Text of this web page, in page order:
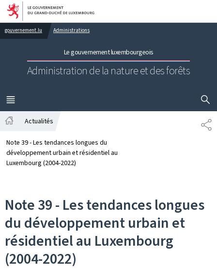
Aller au menu principal
Aller au contenu
gouvernement.lu Administrations
Le gouvernement luxembourgeois
Administration de la nature et des forêts
MENU
PRINCIPAL
Actualités
Note 39 - Les tendances longues du
développement urbain et résidentiel au
Luxembourg (2004-2022)
Note 39 - Les tendances longues
du développement urbain et
résidentiel au Luxembourg
(2004-2022)